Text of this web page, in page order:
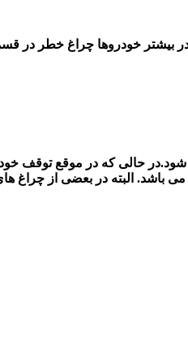
حالی که در موقعتوقف